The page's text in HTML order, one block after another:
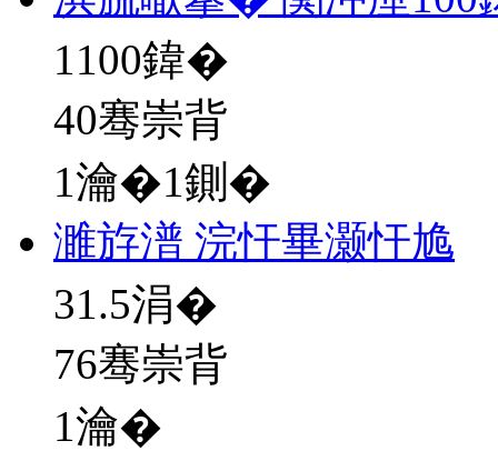
1100鍏�
40骞崇背
1瀹�1鍘�
濉斿潽 浣忓畢灏忓尯
31.5涓�
76骞崇背
1瀹�